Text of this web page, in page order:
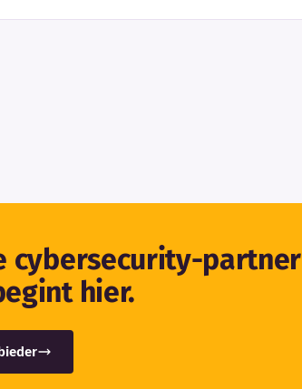
cybersecurity-partner
hier.